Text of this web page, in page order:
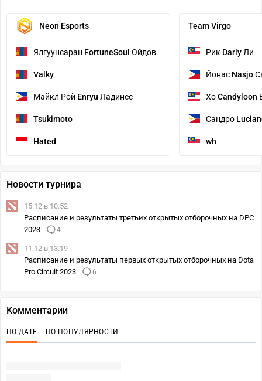
Neon Esports
Ялгуунсаран FortuneSoul Ойдов
Valky
Майкл Рой Enryu Ладинес
Tsukimoto
Hated
Team Virgo
Рик Darly Ли
Йонас Nasjo
ХоCandyloon
Сандро
wh
Новости турнира
15.12 в 10:52
Расписание и результаты третьих открытых отборочных на DPC
2023
4
11.12 в 13:19
Расписание и результаты первых открытых отборочных на Dota
Pro Circuit 2023
6
Комментарии
ПО ДАТЕ ПО ПОПУЛЯРНОСТИ